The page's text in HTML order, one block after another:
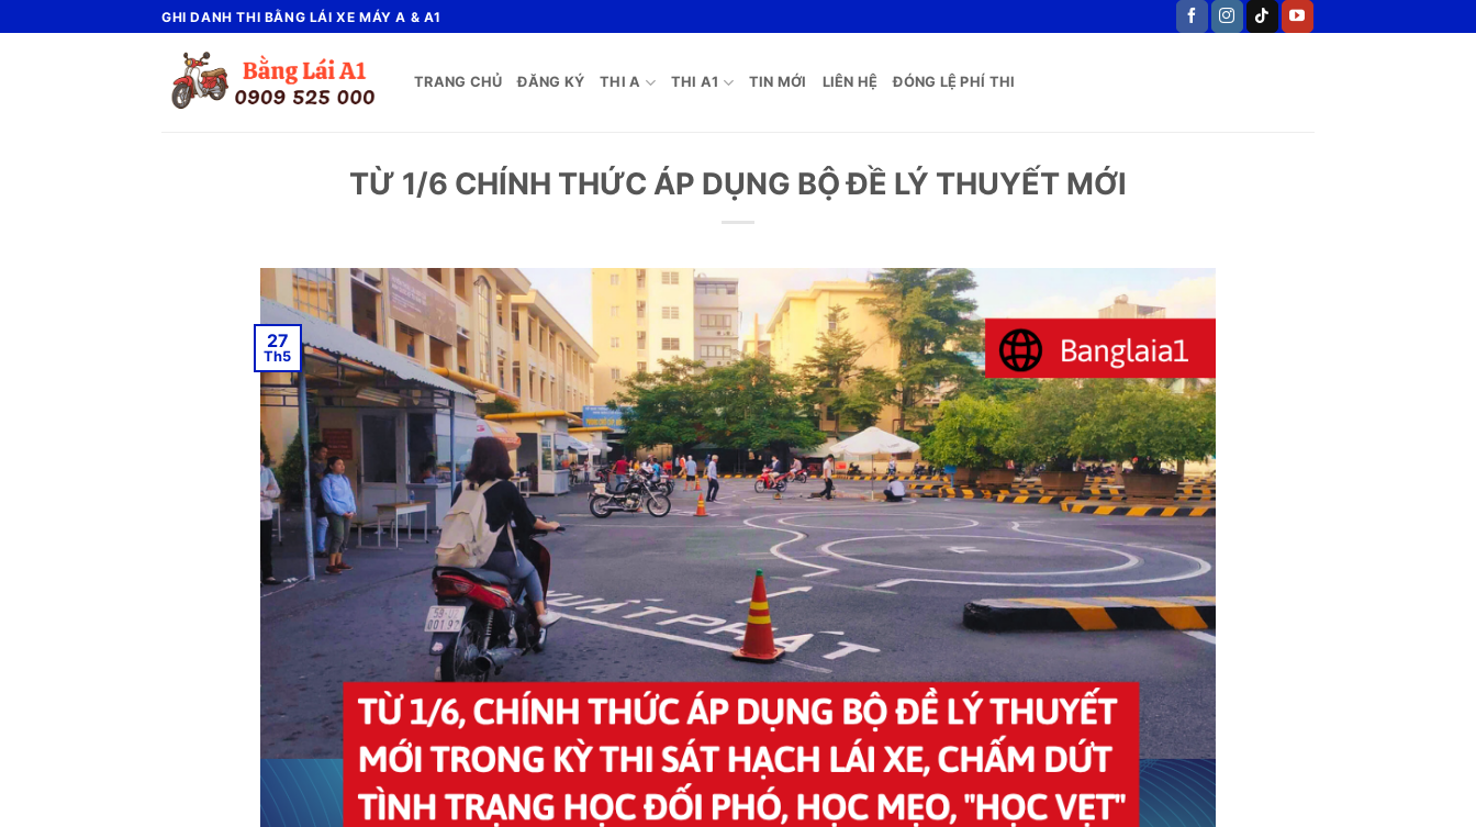
qua
GHI DANH THI BẰNG LÁI XE MÁY A & A1
TRANG CHỦ ĐĂNG KÝ THI A THI A1 TIN MỚI LIÊN HỆ ĐÓNG LỆ PHÍ THI
TỪ 1/6 CHÍNH THỨC ÁP DỤNG BỘ ĐỀ LÝ THUYẾT MỚI
27
Th5